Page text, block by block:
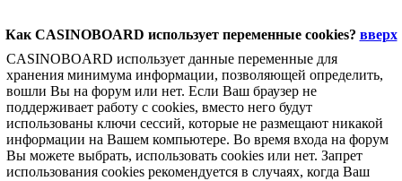
Как CASINOBOARD использует переменные cookies? вверх
CASINOBOARD использует данные переменные для
хранения минимума информации, позволяющей определить,
вошли Вы на форум или нет. Если Ваш браузер не
поддерживает работу с cookies, вместо него будут
использованы ключи сессий, которые не размещают никакой
информации на Вашем компьютере. Во время входа на форум
Вы можете выбрать, использовать cookies или нет. Запрет
использования cookies рекомендуется в случаях, когда Ваш